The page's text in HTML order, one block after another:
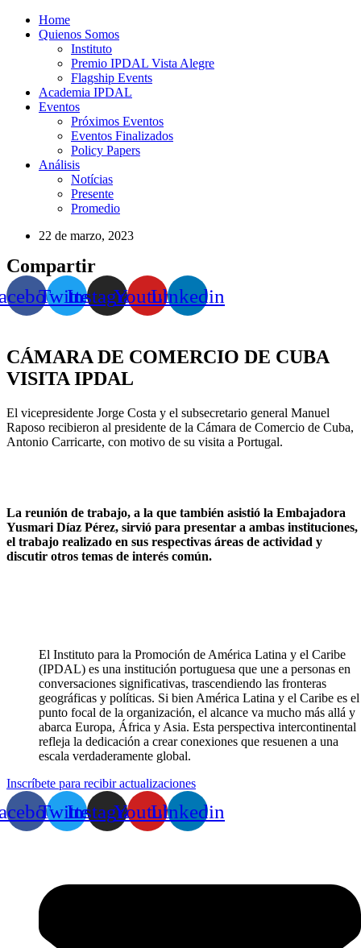
Home
Quienos Somos
Instituto
Premio IPDAL Vista Alegre
Flagship Events
Academia IPDAL
Eventos
Próximos Eventos
Eventos Finalizados
Policy Papers
Análisis
Notícias
Presente
Promedio
22 de marzo, 2023
Compartir
TwitterInstagramYoutubeLinkedin
CÁMARA DE COMERCIO DE CUBA
VISITA IPDAL
El vicepresidente Jorge Costa y el subsecretario general Manuel
Raposo recibieron al presidente de la Cámara de Comercio de Cuba,
Antonio Carricarte, con motivo de su visita a Portugal.
La reunión de trabajo, a la que también asistió la Embajadora
Yusmari Díaz Pérez, sirvió para presentar a ambas instituciones,
el trabajo realizado en sus respectivas áreas de actividad y
discutir otros temas de interés común.
El Instituto para la Promoción de América Latina y el Caribe
(IPDAL) es una institución portuguesa que une a personas en
conversaciones significativas, trascendiendo las fronteras
geográficas y políticas. Si bien América Latina y el Caribe es el
punto focal de la organización, el alcance va mucho más allá y
abarca Europa, África y Asia. Esta perspectiva intercontinental
refleja la dedicación a crear conexiones que resuenen a una
escala verdaderamente global.
Inscríbete para recibir actualizaciones
TwitterInstagramYoutubeLinkedin